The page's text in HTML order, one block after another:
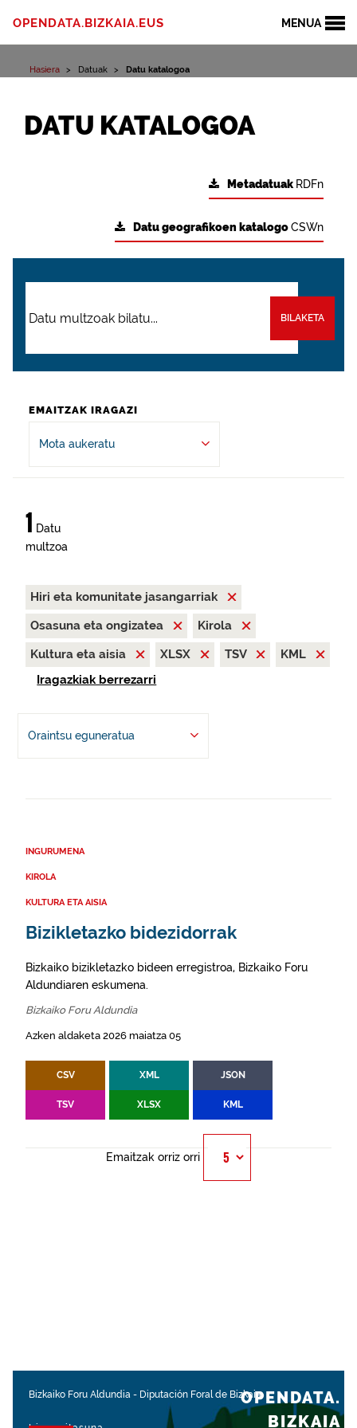
MENUA
OPENDATA.BIZKAIA.EUS
Hasiera Datuak Datu katalogoa
DATU KATALOGOA
Metadatuak RDFn
Datu geografikoen katalogoCSWn
BILAKETA
EMAITZAK IRAGAZI
Mota aukeratu
1 Datu
multzoa
Hiri eta komunitate jasangarriak
Osasuna eta ongizatea
Kirola
Kultura eta aisia
XLSX TSV
KML
Iragazkiak berrezarri
Oraintsu eguneratua
INGURUMENA
KIROLA
KULTURA ETA AISIA
Bizikletazko bidezidorrak
Bizkaiko bizikletazko bideen erregistroa, Bizkaiko Foru
Aldundiaren eskumena.
Bizkaiko Foru Aldundia
Azken aldaketa 2026 maiatza 05
CSV XML JSON
TSV XLSX KML
Emaitzak orriz orri
Bizkaiko Foru Aldundia - Diputación Foral de BizkaiaOPENDATA.
BIZKAIA